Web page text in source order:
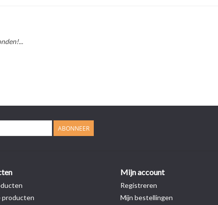
ABONNEER
producten
Mijn account
Registreren
Mijn bestellingen